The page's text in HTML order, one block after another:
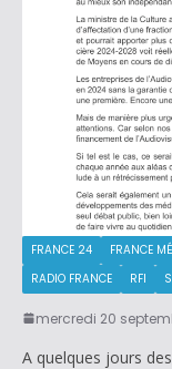
FRANCE 24 FRANCE
RADIO FRANCE
RFI
mercredi 20
A quelques jours